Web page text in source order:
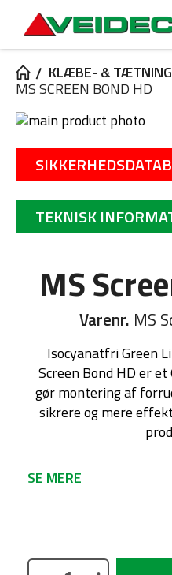
KLÆBE- &
MS SCREEN BOND HD
Gå
slutningen
billedgalleriet
til
starten
af
billedgalleriet
TEKNISK
MS
Varenr. MS
Isocyanatfri Green
Screen Bond HD er
gør montering af
sikrere og mere
SE MERE